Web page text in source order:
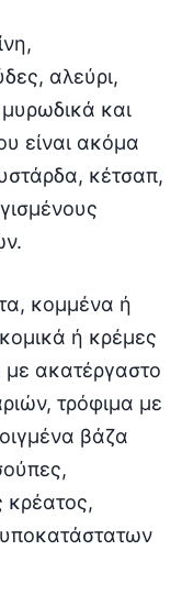
αλεύρι,
και
είναι ακόμα
κέτσαπ,
κομμένα ή
ή κρέμες
ακατέργαστο
τρόφιμα με
βάζα
κρέατος,